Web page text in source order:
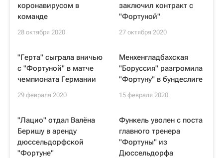
коронавирусом в
команде
28 октября 2020
заключил контракт с
"Фортуной"
27 октября 2020
"Герта" сыграла вничью
с "Фортуной" в матче
чемпионата Германии
29 февраля 2020
Менхенгладбахская
"Боруссия" разгромила
"Фортуну" в бундеслиге
15 февраля 2020
"Лацио" отдал Валёна
Беришу в аренду
дюссельдорфской
"Фортуне"
Функель уволен с поста
главного тренера
"Фортуны" из
Дюссельдорфа